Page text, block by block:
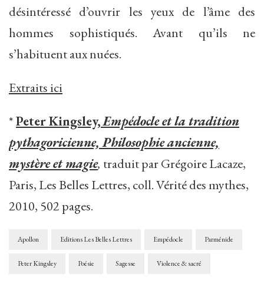
désintéressé d’ouvrir les yeux de l’âme des
hommes sophistiqués. Avant qu’ils ne
s’habituent aux nuées.
Extraits ici
*Peter Kingsley,Empédocle et la tradition
pythagoricienne, Philosophie ancienne,
mystère et magie, traduit par Grégoire Lacaze,
Paris, Les Belles Lettres, coll. Vérité des mythes,
2010, 502 pages.
Apollon Editions Les Belles Lettres Empédocle Parménide
Peter Kingsley Poésie Sagesse Violence & sacré